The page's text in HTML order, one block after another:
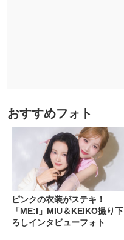
おすすめフォト
ピンクの衣装がステキ！
「ME:I」MIU＆KEIKO撮り下
ろしインタビューフォト